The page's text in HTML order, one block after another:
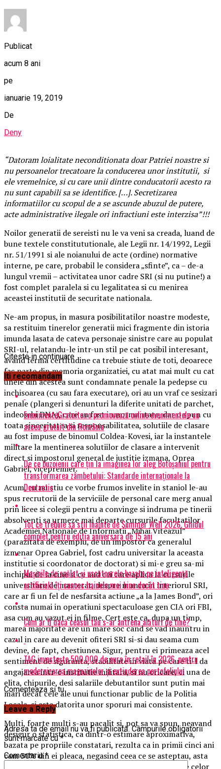
Publicat
acum 8 ani
pe
ianuarie 19, 2019
De
Deny
“Datoram loialitate neconditionata doar Patriei noastre si
nu persoanelor trecatoare la conducerea unor institutii, si
ele vremelnice, si cu care unii dintre conducatorii acesto ra
nu sunt capabili sa se identifice. […]. Secretizarea
informatiilor cu scopul de a se ascunde abuzul de putere,
acte administrative ilegale ori infractiuni este interzisa”!!!
Noilor generatii de sereisti nu le va veni sa creada, luand de
bune textele constitututionale, ale Legii nr. 14/1992, Legii
nr. 51/1991 si ale noianului de acte (ordine) normative
interne, pe care, probabil le considera „sfinte”, ca – de-a
lungul vremii – activitatea unor cadre SRI (si nu putine!) a
fost complet paralela si cu legalitatea si cu menirea
aceastei institutii de securitate nationala.
Ne-am propus, in masura posibilitatilor noastre modeste,
sa restituim tinerelor generatii mici fragmente din istoria
imunda lasata de cateva personaje sinistre care au populat
SRI-ul, relatandu-le intr-un stil pe cat posibil interesant,
avand ferma certitudine ca trebuie stiute de toti, deoarece
fac parte din memoria organizatiei, cu atat mai mult cu cat
unele din acestea sunt condamnate penale la pedepse cu
inchisoarea (cu sau fara executare), ori au un vraf ce sesizari
penale (plangeri si denunturi la diferite unitati de parchet,
indeosebi DNA), care au fost inmormantate, dar o spun cu
toata sinceritatea si responsabilitatea, solutiile de clasare
au fost impuse de binomul Coldea-Kovesi, iar la instantele
militare la mentinerea solutiilor de clasare a intervenit
direct si impostorul general de justitie izmana, Oprea
Gabriel, vicepremier.
Acum, eu nu stiu ce vorbe frumos invelite in staniol le-au
spus recrutorii de la serviciile de personal care merg anual
prin licee si colegii pentru a convinge si indruma pe tinerii
absolventi sa urmeze mai departe cursurile facultatilor
Academiei Nationale de Informatii „Mihai Viteazul”
(parazitata de exemplu, de un impostor ca generalul
izmenar Oprea Gabriel, fost cadru universitar la aceasta
institutie si coordonator de doctorat) si mi-e greu sa-mi
inchipui de la cine si ce aud cei care aplica la cursurile
universitare de masterat, despre munca in interiorul SRI,
care ar fi un fel de nesfarsita actiune „a la James Bond”, ori
consta numai in operatiuni spectaculoase gen CIA ori FBI,
asa cum au vazut ei in filme. Cert este ca, dupa un timp,
marea majoritate are un mare soc cand se vad inauntru in
cazul in care au devenit ofiteri SRI si-si dau seama cum
devine, de fapt, chestiunea. Sigur, pentru ei primeaza acel
sentiment de siguranta, stabilitate in viata pe care ti-l da
angajarea intr-o institutie militara, si nu oricare, ci una de
elita, chipurile, desi salariile debutantilor sunt putin mai
mari decat cele ale unui functionar public de la Politia
Locala, si asta datorita unor sporuri mai consistente.
Multi, foarte multi s-au pacalit si, pot sa va spun, neavand
desigur o statistica, ca dintr-o estimare aproximativa,
bazata pe propriile constatari, rezulta ca in primii cinci ani
cam 30% din ei pleaca, negasind ceea ce se asteptau, asta
pe promisiunile si cuvintele frumos impachetate ale celor
Citeste in continuare
Iti recomandam
EvenimenteGratuite.ro promovează online evenimentele cu
acces gratuit din România
De ce buzoienii care țin la imaginea lor aleg Botoșaniul pentru
transformarea zâmbetului: Standarde internaționale la
Dentastic
Tot ce trebuie sa stii inainte de Summer Well 2026. Ghidul
complet pentru editia aniversara de 15 ani
Mașinile de spălat și uscătoarele bazate pe inteligență
artificială îți cunosc hainele mai bine decât tine
Cum ar fi dacă ceasul tău s-ar antrena alături de tine?
TAG investește 500.000 de euro în retail în 2026, pentru
modernizarea magazinelor și extinderea portofoliului
Comenteaza si tu
Leave a Reply
Adresa ta de email nu va fi publicată. Câmpurile obligatorii
sunt marcate cu*
Comentariu*